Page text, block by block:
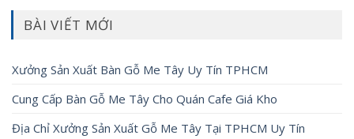
BÀI VIẾT MỚI
Xưởng Sản Xuất Bàn Gỗ Me Tây Uy Tín TPHCM
Cung Cấp Bàn Gỗ Me Tây Cho Quán Cafe Giá Kho
Địa Chỉ Xưởng Sản Xuất Gỗ Me Tây Tại TPHCM Uy Tín